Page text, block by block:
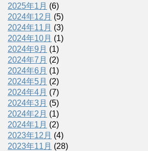
2025年1月 (6)
2024年12月 (5)
2024年11月 (3)
2024年10月 (1)
2024年9月 (1)
2024年7月 (2)
2024年6月 (1)
2024年5月 (2)
2024年4月 (7)
2024年3月 (5)
2024年2月 (1)
2024年1月 (2)
2023年12月 (4)
2023年11月 (28)